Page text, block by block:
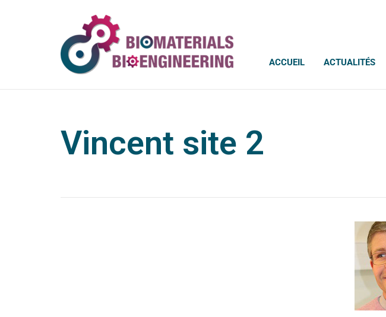
ACCUEIL ACTUALITÉS
Vincent site 2